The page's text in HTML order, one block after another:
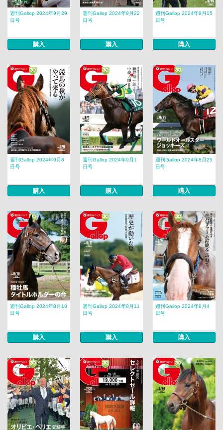
週刊Gallop 2024年9月29
日号
購入
週刊Gallop 2024年9月22
日号
購入
週刊Gallop 2024年9月15
日号
購入
週刊Gallop 2024年9月8
日号
購入
週刊Gallop 2024年9月1
日号
購入
週刊Gallop 2024年8月25
日号
購入
週刊Gallop 2024年8月18
日号
購入
週刊Gallop 2024年8月11
日号
購入
週刊Gallop 2024年8月4
日号
購入